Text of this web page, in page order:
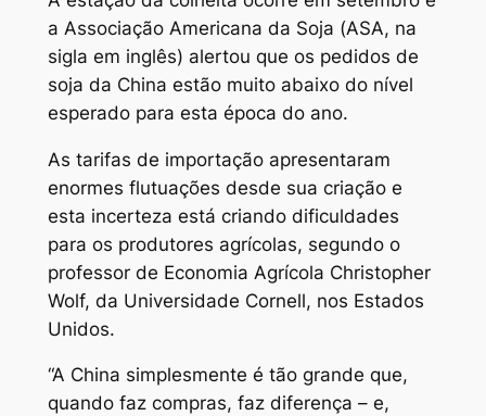
a Associação Americana da Soja (ASA, na
sigla em inglês) alertou que os pedidos de
soja da China estão muito abaixo do nível
esperado para esta época do ano.
As tarifas de importação apresentaram
enormes flutuações desde sua criação e
esta incerteza está criando dificuldades
para os produtores agrícolas, segundo o
professor de Economia Agrícola Christopher
Wolf, da Universidade Cornell, nos Estados
Unidos.
“A China simplesmente é tão grande que,
quando faz compras, faz diferença – e,